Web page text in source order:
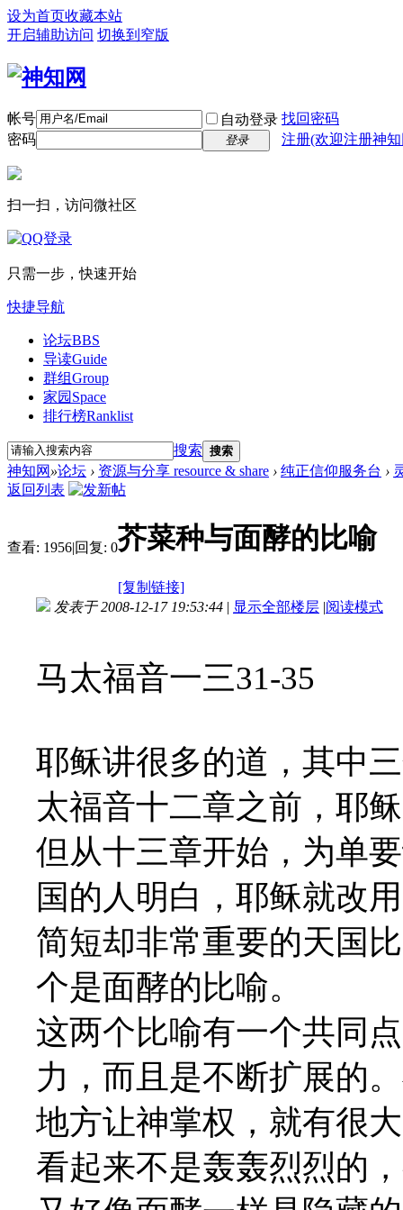
设为首页收藏本站
开启辅助访问 切换到窄版
帐号 自动登录 找回密码
密码
登录 注册(欢迎注册神
扫一扫，访问微社区
只需一步，快速开始
快捷导航
论坛BBS
导读Guide
群组Group
家园 Space
排行榜Ranklist
搜索 搜索
神知网 »论坛 › 资源与分享 resource & share › 纯正信仰服务台 ›
返回列表
查看: 1956|回复: 0芥菜种与面酵的比喻
[复制链接]
发表于 2008-12-17 19:53:44 | 显示全部楼层 |阅读模式
马太福音一三31-35
耶稣讲很多的道，其中
太福音十二章之前，耶
但从十三章开始，为单
国的人明白，耶稣就改
简短却非常重要的天国
个是面酵的比喻。
这两个比喻有一个共同
力，而且是不断扩展的
地方让神掌权，就有很
看起来不是轰轰烈烈的